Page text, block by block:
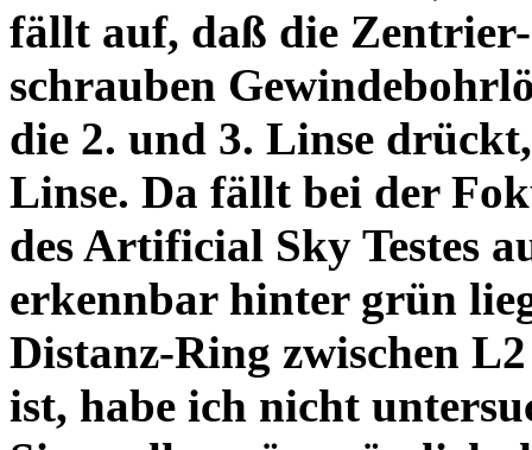
fällt auf, daß die Zentrier-
schrauben
die 2. und 3. Linse
Linse. Da fällt bei der
des Artificial Sky Testes
erkennbar hinter grün
Distanz-Ring zwischen
ist, habe ich nicht